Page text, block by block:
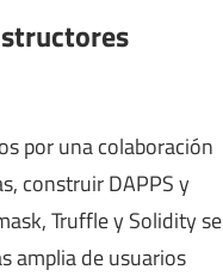
por una colaboración
construir DAPPS y
Truffle y Solidity se
amplia de usuarios